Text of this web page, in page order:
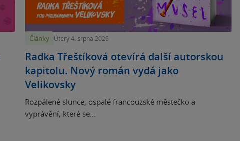
Články Úterý 4. srpna 2026
Radka Třeštíková otevírá další autorskou
kapitolu. Nový román vydá jako
Velikovsky
Rozpálené slunce, ospalé francouzské městečko a
vyprávění, které se...